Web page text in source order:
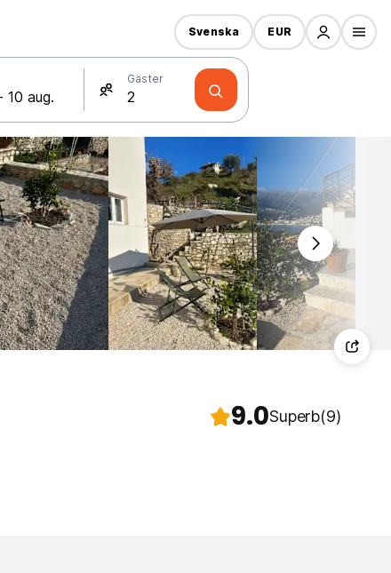
Gäster
Svenska EUR
9.0Superb(9)